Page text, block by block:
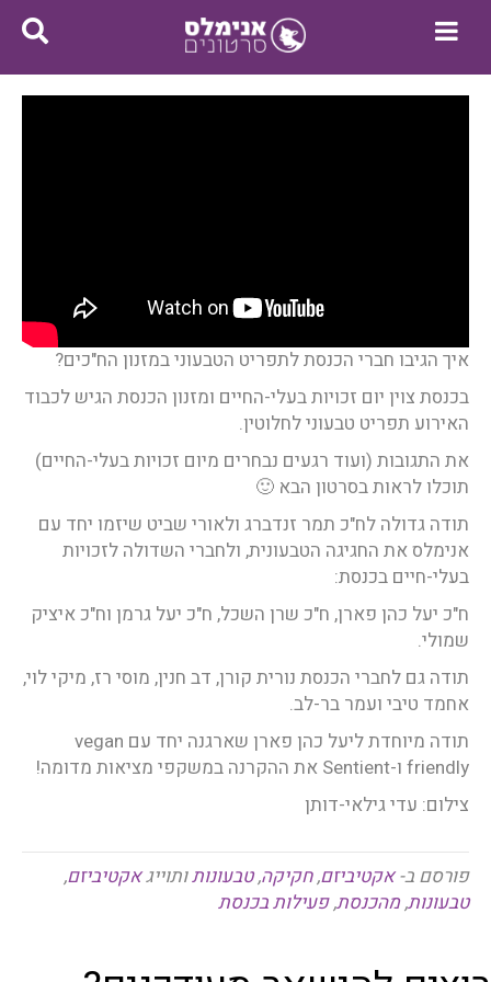
איך הגיבו חברי הכנסת לתפריט הטבעוני במזנון הח"כים?
בכנסת צוין יום זכויות בעלי-החיים ומזנון הכנסת הגיש לכבוד
האירוע תפריט טבעוני לחלוטין.
את התגובות (ועוד רגעים נבחרים מיום זכויות בעלי-החיים)
תוכלו לראות בסרטון הבא 🙂
תודה גדולה לח"כ תמר זנדברג ולאורי שביט שיזמו יחד עם
אנימלס את החגיגה הטבעונית, ולחברי השדולה לזכויות
בעלי-חיים בכנסת:
ח"כ יעל כהן פארן, ח"כ שרן השכל, ח"כ יעל גרמן וח"כ איציק
שמולי.
תודה גם לחברי הכנסת נורית קורן, דב חנין, מוסי רז, מיקי לוי,
אחמד טיבי ועמר בר-לב.
תודה מיוחדת ליעל כהן פארן שארגנה יחד עם vegan
friendly ו-Sentient את ההקרנה במשקפי מציאות מדומה!
צילום: עדי גילאי-דותן
פורסם ב-אקטיביזם,חקיקה,טבעונותותוייגאקטיביזם,
טבעונות,מהכנסת,פעילות בכנסת